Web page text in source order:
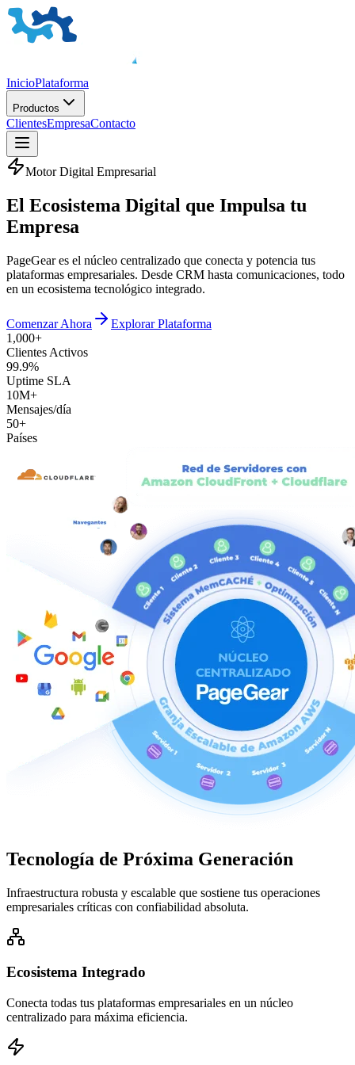
InicioPlataforma
Productos
ClientesEmpresaContacto
Motor Digital Empresarial
El Ecosistema Digital que Impulsa tu
Empresa
PageGear es el núcleo centralizado que conecta y potencia tus
plataformas empresariales. Desde CRM hasta comunicaciones, todo
en un ecosistema tecnológico integrado.
Comenzar Ahora
Explorar Plataforma
1,000+
Clientes Activos
99.9%
Uptime SLA
10M+
Mensajes/día
50+
Países
Tecnología de Próxima Generación
Infraestructura robusta y escalable que sostiene tus operaciones
empresariales críticas con confiabilidad absoluta.
Ecosistema Integrado
Conecta todas tus plataformas empresariales en un núcleo
centralizado para máxima eficiencia.